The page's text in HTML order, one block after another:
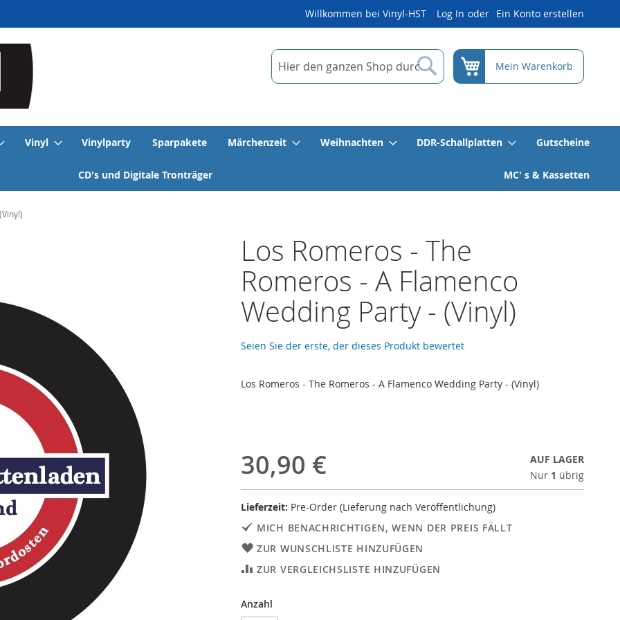
Willkommen bei Vinyl-HST Log In Ein Konto erstellen
Suche
Suche
Mein Warenkorb
Vinyl Vinylparty Sparpakete Märchenzeit Weihnachten DDR-Schallplatten Gutscheine
CD's und Digitale Tronträger MC' s & Kassetten
Los Romeros - The
Romeros - A Flamenco
Wedding Party - (Vinyl)
Seien Sie der erste, der dieses Produkt bewertet
Los Romeros - The Romeros - A Flamenco Wedding Party - (Vinyl)
30,90 €
AUF LAGER
Nur 1 übrig
Lieferzeit: Pre-Order (Lieferung nach Veröffentlichung)
MICH BENACHRICHTIGEN, WENN DER PREIS FÄLLT
ZUR WUNSCHLISTE HINZUFÜGEN
ZUR VERGLEICHSLISTE HINZUFÜGEN
Anzahl